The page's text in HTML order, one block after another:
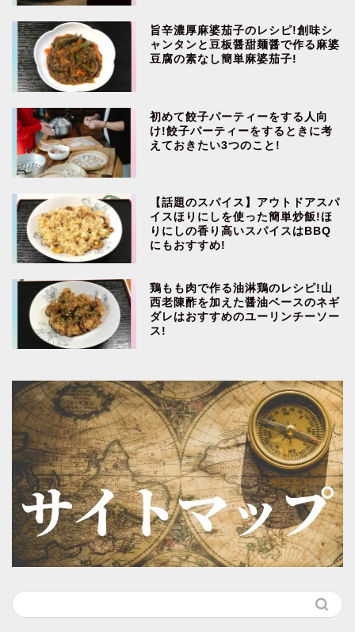
旨辛濃厚麻婆茄子のレシピ!創味シ
ャンタンと豆板醤甜麺醤で作る麻婆
豆腐の素なし簡単麻婆茄子!
初めて餃子パーティーをする人向
け!餃子パーティーをするときに考
えておきたい3つのこと!
【話題のスパイス】アウトドアスパ
イスほりにしを使った簡単炒飯!ほ
りにしの香り高いスパイスはBBQ
にもおすすめ!
鶏もも肉で作る油淋鶏のレシピ!山
西老陳酢を加えた醤油ベースのネギ
ダレはおすすめのユーリンチーソー
ス!